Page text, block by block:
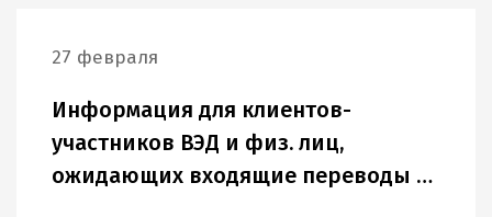
27 февраля
Информация для клиентов-
участников ВЭД и физ. лиц,
ожидающих входящие переводы в